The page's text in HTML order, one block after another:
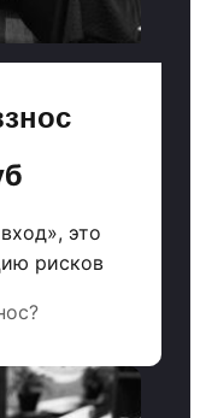
это
рисков